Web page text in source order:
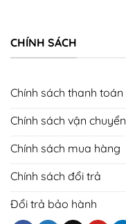
CHÍNH SÁCH
Chính sách thanh toán
Chính sách vận chuyển
Chính sách mua hàng
Chính sách đổi trả
Đổi trả bảo hành